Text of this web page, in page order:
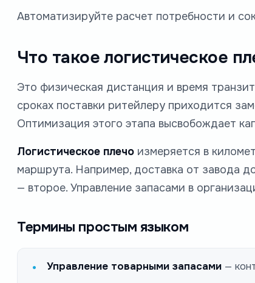
Автоматизируйте расчет потребности и
Что такое логистическое
Это физическая дистанция и время
сроках поставки ритейлеру приходится
Оптимизация этого этапа высвобождает
Логистическое плечо измеряется в
маршрута. Например, доставка от завода
— второе. Управление запасами в
Термины простым языком
Управление товарными запасами —